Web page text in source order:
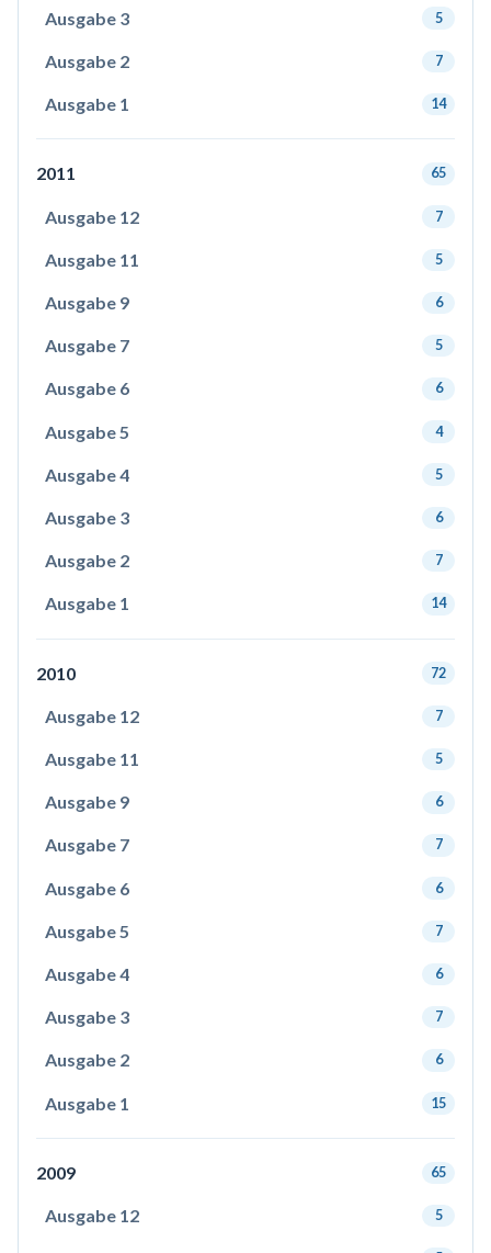
Ausgabe 3 5
Ausgabe 2 7
Ausgabe 1 14
2011 65
Ausgabe 12 7
Ausgabe 11 5
Ausgabe 9 6
Ausgabe 7 5
Ausgabe 6 6
Ausgabe 5 4
Ausgabe 4 5
Ausgabe 3 6
Ausgabe 2 7
Ausgabe 1 14
2010 72
Ausgabe 12 7
Ausgabe 11 5
Ausgabe 9 6
Ausgabe 7 7
Ausgabe 6 6
Ausgabe 5 7
Ausgabe 4 6
Ausgabe 3 7
Ausgabe 2 6
Ausgabe 1 15
2009 65
Ausgabe 12 5